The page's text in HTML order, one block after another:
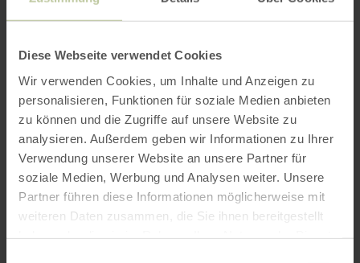
Diese Webseite verwendet Cookies
Wir verwenden Cookies, um Inhalte und Anzeigen zu
personalisieren, Funktionen für soziale Medien anbieten
zu können und die Zugriffe auf unsere Website zu
analysieren. Außerdem geben wir Informationen zu Ihrer
Verwendung unserer Website an unsere Partner für
soziale Medien, Werbung und Analysen weiter. Unsere
Partner führen diese Informationen möglicherweise mit
weiteren Daten zusammen, die Sie ihnen bereitgestellt
Anfahrt von:
ROUTE PLANEN